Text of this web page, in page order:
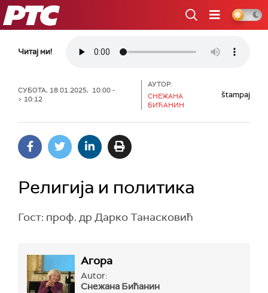
РТС
Читај ми!
СУБОТА, 18.01.2025, 10:00 -
> 10:12
АУТОР:
СНЕЖАНА
БИЋАНИН
štampaj
Религија и политика
Гост: проф. др Дарко Танасковић
Агора
Autor:
Снежана Бићанин